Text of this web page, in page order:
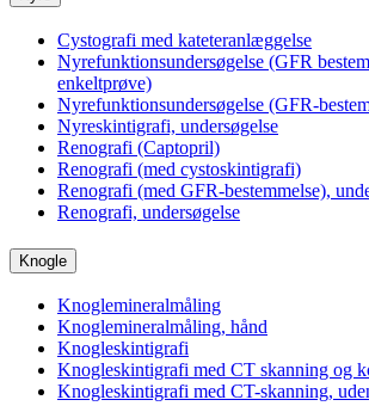
Cystografi med kateteranlæggelse
Nyrefunktionsundersøgelse (GFR
enkeltprøve)
Nyrefunktionsundersøgelse (GFR-
Nyreskintigrafi, undersøgelse
Renografi (Captopril)
Renografi (med cystoskintigrafi)
Renografi (med GFR-bestemmelse),
Renografi, undersøgelse
Knogle
Knoglemineralmåling
Knoglemineralmåling, hånd
Knogleskintigrafi
Knogleskintigrafi med CT skanning og
Knogleskintigrafi med CT-skanning,